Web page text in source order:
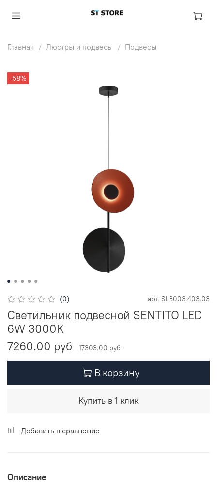
Главная Люстры и подвесы Подвесы
-58%
(0) арт. SL3003.403.03
Светильник подвесной SENTITO LED
6W 3000K
7260.00 руб
17303.00 руб
В корзину
Купить в 1 клик
Добавить в сравнение
Описание